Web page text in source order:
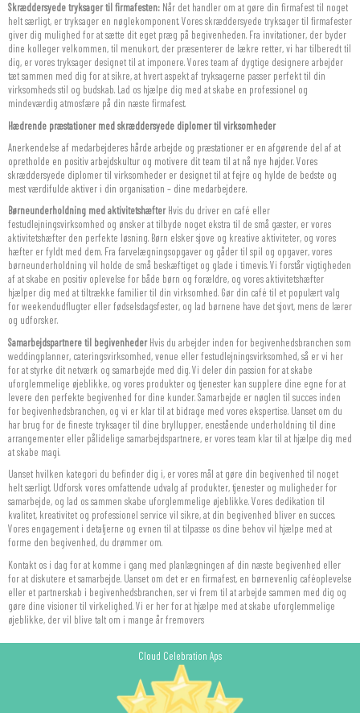
Skræddersyede tryksager til firmafesten: Når det handler om at gøre din firmafest til noget
helt særligt, er tryksager en nøglekomponent. Vores skræddersyede tryksager til firmafester
giver dig mulighed for at sætte dit eget præg på begivenheden. Fra invitationer, der byder
dine kolleger velkommen, til menukort, der præsenterer de lækre retter, vi har tilberedt til
dig, er vores tryksager designet til at imponere. Vores team af dygtige designere arbejder
tæt sammen med dig for at sikre, at hvert aspekt af tryksagerne passer perfekt til din
virksomheds stil og budskab. Lad os hjælpe dig med at skabe en professionel og
mindeværdig atmosfære på din næste firmafest.
Hædrende præstationer med skræddersyede diplomer til virksomheder
Anerkendelse af medarbejderes hårde arbejde og præstationer er en afgørende del af at
opretholde en positiv arbejdskultur og motivere dit team til at nå nye højder. Vores
skræddersyede diplomer til virksomheder er designet til at fejre og hylde de bedste og
mest værdifulde aktiver i din organisation – dine medarbejdere.
Børneunderholdning med aktivitetshæfterHvis du driver en café eller
festudlejningsvirksomhed og ønsker at tilbyde noget ekstra til de små gæster, er vores
aktivitetshæfter den perfekte løsning. Børn elsker sjove og kreative aktiviteter, og vores
hæfter er fyldt med dem. Fra farvelægningsopgaver og gåder til spil og opgaver, vores
børneunderholdning vil holde de små beskæftiget og glade i timevis. Vi forstår vigtigheden
af at skabe en positiv oplevelse for både børn og forældre, og vores aktivitetshæfter
hjælper dig med at tiltrække familier til din virksomhed. Gør din café til et populært valg
for weekendudflugter eller fødselsdagsfester, og lad børnene have det sjovt, mens de lærer
og udforsker.
Samarbejdspartnere til begivenhederHvis du arbejder inden for begivenhedsbranchen som
weddingplanner, cateringsvirksomhed, venue eller festudlejningsvirksomhed, så er vi her
for at styrke dit netværk og samarbejde med dig. Vi deler din passion for at skabe
uforglemmelige øjeblikke, og vores produkter og tjenester kan supplere dine egne for at
levere den perfekte begivenhed for dine kunder. Samarbejde er nøglen til succes inden
for begivenhedsbranchen, og vi er klar til at bidrage med vores ekspertise. Uanset om du
har brug for de fineste tryksager til dine bryllupper, enestående underholdning til dine
arrangementer eller pålidelige samarbejdspartnere, er vores team klar til at hjælpe dig med
at skabe magi.
Uanset hvilken kategori du befinder dig i, er vores mål at gøre din begivenhed til noget
helt særligt. Udforsk vores omfattende udvalg af produkter, tjenester og muligheder for
samarbejde, og lad os sammen skabe uforglemmelige øjeblikke. Vores dedikation til
kvalitet, kreativitet og professionel service vil sikre, at din begivenhed bliver en succes.
Vores engagement i detaljerne og evnen til at tilpasse os dine behov vil hjælpe med at
forme den begivenhed, du drømmer om.
Kontakt os i dag for at komme i gang med planlægningen af din næste begivenhed eller
for at diskutere et samarbejde. Uanset om det er en firmafest, en børnevenlig caféoplevelse
eller et partnerskab i begivenhedsbranchen, ser vi frem til at arbejde sammen med dig og
gøre dine visioner til virkelighed. Vi er her for at hjælpe med at skabe uforglemmelige
øjeblikke, der vil blive talt om i mange år fremovers
Cloud Celebration Aps